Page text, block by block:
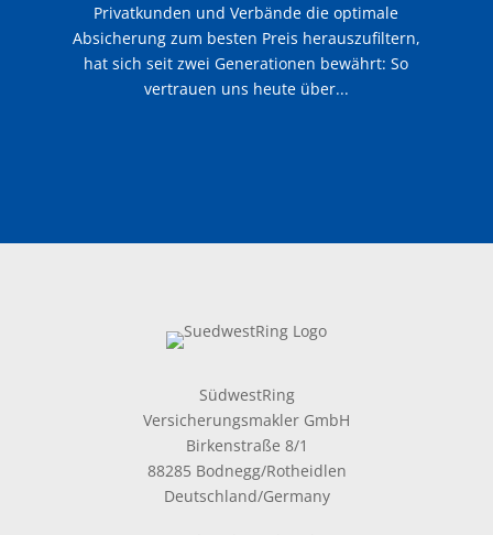
Privatkunden und Verbände die optimale
Absicherung zum besten Preis herauszufiltern,
hat sich seit zwei Generationen bewährt: So
vertrauen uns heute über...
SüdwestRing
Versicherungsmakler GmbH
Birkenstraße 8/1
88285 Bodnegg/Rotheidlen
Deutschland/Germany